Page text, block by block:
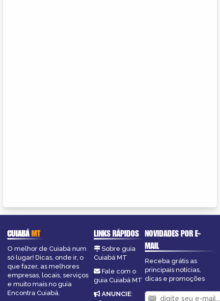
CUIABÁMT
O melhor de Cuiabá num
só lugar! Dicas, onde ir, o
que fazer, as melhores
empresas, locais, serviços
e muito mais no guia
Encontra Cuiabá.
LINKS RÁPIDOS
Sobre guia
Cuiabá MT
Fale com o
guia Cuiabá MT
ANUNCIE:
NOVIDADES POR E-
MAIL
Receba grátis as
principais notícias,
dicas e promoções